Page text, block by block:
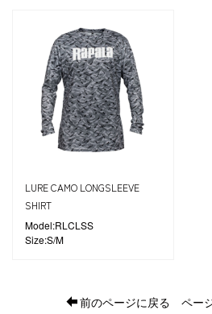
LURE CAMO LONGSLEEVE
SHIRT
Model:RLCLSS
Size:S/M
前のページに戻る ペー